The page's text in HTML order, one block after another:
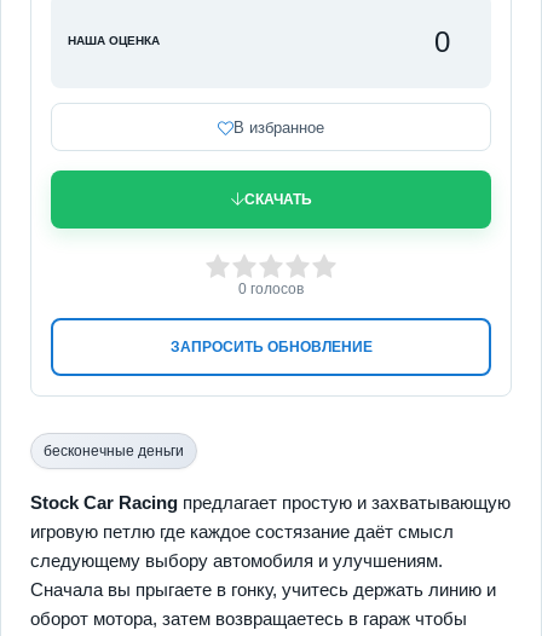
НАША ОЦЕНКА 0
В избранное
СКАЧАТЬ
ЗАПРОСИТЬ ОБНОВЛЕНИЕ
3 4 5
0 голосов
бесконечные деньги
Stock Car Racing предлагает простую и захватывающую
игровую петлю где каждое состязание даёт смысл
следующему выбору автомобиля и улучшениям.
Сначала вы прыгаете в гонку, учитесь держать линию и
оборот мотора, затем возвращаетесь в гараж чтобы